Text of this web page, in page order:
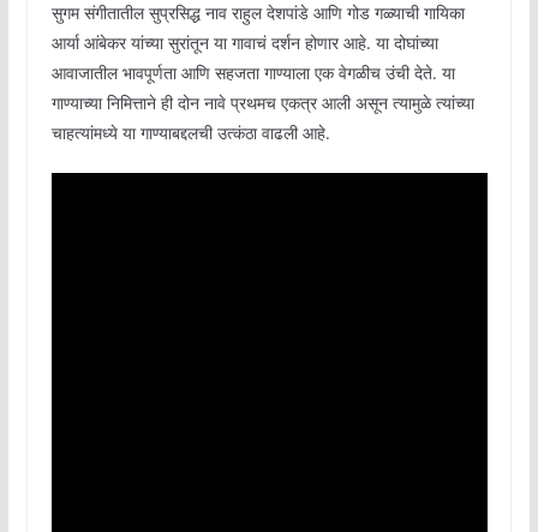
सुगम संगीतातील सुप्रसिद्ध नाव राहुल देशपांडे आणि गोड गळ्याची गायिका
आर्या आंबेकर यांच्या सुरांतून या गावाचं दर्शन होणार आहे. या दोघांच्या
आवाजातील भावपूर्णता आणि सहजता गाण्याला एक वेगळीच उंची देते. या
गाण्याच्या निमित्ताने ही दोन नावे प्रथमच एकत्र आली असून त्यामुळे त्यांच्या
चाहत्यांमध्ये या गाण्याबद्दलची उत्कंठा वाढली आहे.